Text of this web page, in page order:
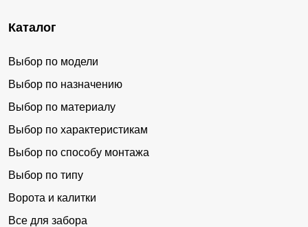
Каталог
Выбор по модели
Выбор по назначению
Выбор по материалу
Выбор по характеристикам
Выбор по способу монтажа
Выбор по типу
Ворота и калитки
Все для забора